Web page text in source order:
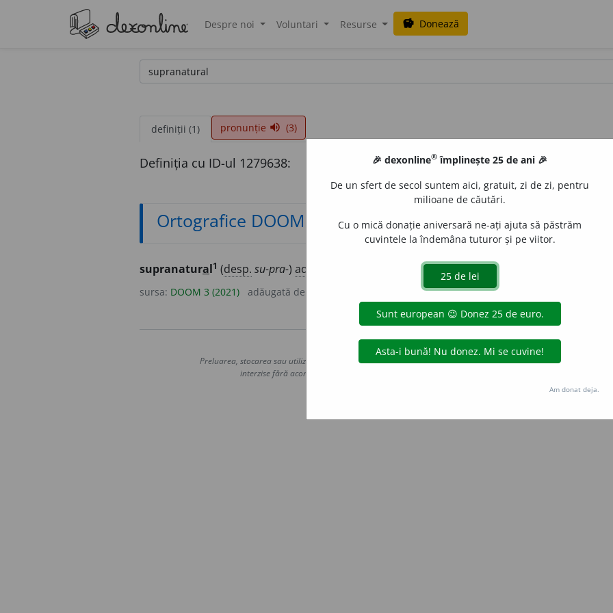
Despre noi Voluntari Resurse savings Donează
definiții (1) pronunție volume_up (3)
Definiția cu ID-ul 1279638:
Ortografice DOOM
supranatural1 (desp. su-pra-) adj. f.supranaturală,
sursa: DOOM 3 (2021) adăugată de
Copyright © 2004-2026 dexonline (https://dexonline.ro)
Preluarea, stocarea sau utilizarea datelor de pe acest site, inclusiv prin orice metode de extragere automată
interzise fără acordul nostru prealabil scris, cu excepția seturilor de date oferite oficial spre utilizare
Hosterion
🎉 dexonline® împlinește 25 de ani 🎉
De un sfert de secol suntem aici, gratuit, zi de zi, pentru
milioane de căutări.
Cu o mică donație aniversară ne-ați ajuta să păstrăm
cuvintele la îndemâna tuturor și pe viitor.
Am donat deja.